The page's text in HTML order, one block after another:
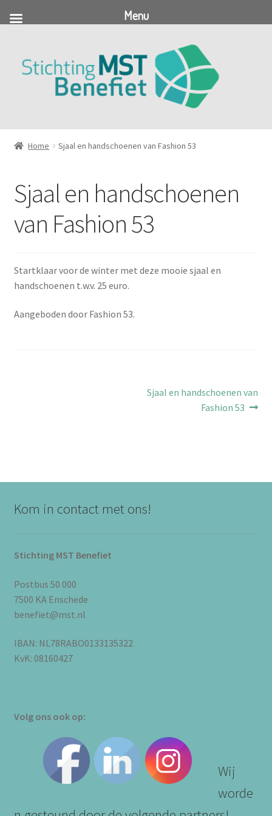
door
naar
naar
de
Home Sjaal en handschoenen van Fashion 53
Sjaal en handschoenen
van Fashion 53
Startklaar voor de winter met deze mooie sjaal en
handschoenen t.w.v. 25 euro.
Aangeboden door Fashion 53.
Volgend
Sjaal en handschoenen van
Fashion 53
Kom in contact met ons!
Stichting MST Benefiet
Postbus 50 000
7500 KA Enschede
benefiet@mst.nl
IBAN: NL78RABO0133135322
KvK: 08160427
Volg ons ook op:
Wij
worde
Menu